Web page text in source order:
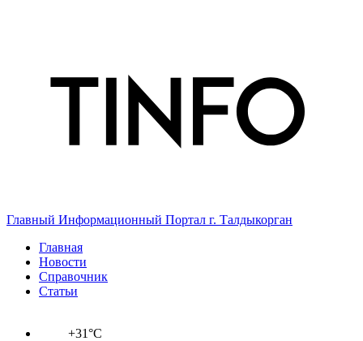
Главный Информационный Портал г. Талдыкорган
Главная
Новости
Справочник
Статьи
+31°C